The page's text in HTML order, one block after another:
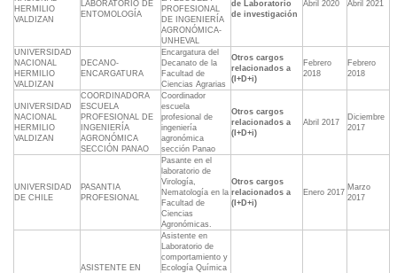
HERMILIO
VALDIZAN
LABORATORIO DE
ENTOMOLOGÍA
PROFESIONAL
DE INGENIERÍA
AGRONÓMICA-
UNHEVAL
de Laboratorio
de investigación
Abril 2020 Abril 2021
UNIVERSIDAD
NACIONAL
HERMILIO
VALDIZAN
DECANO-
ENCARGATURA
Encargatura del
Decanato de la
Facultad de
Ciencias Agrarias
Otros cargos
relacionados a
(I+D+i)
Febrero
2018
Febrero
2018
UNIVERSIDAD
NACIONAL
HERMILIO
VALDIZAN
COORDINADORA
ESCUELA
PROFESIONAL DE
INGENIERÍA
AGRONÓMICA
SECCIÓN PANAO
Coordinador
escuela
profesional de
ingeniería
agronómica
sección Panao
Otros cargos
relacionados a
(I+D+i)
Abril 2017
Diciembre
2017
UNIVERSIDAD
DE CHILE
PASANTIA
PROFESIONAL
Pasante en el
laboratorio de
Virología,
Nematología en la
Facultad de
Ciencias
Agronómicas.
Otros cargos
relacionados a
(I+D+i)
Enero 2017
Marzo
2017
ASISTENTE EN
Asistente en
Laboratorio de
comportamiento y
Ecología Química